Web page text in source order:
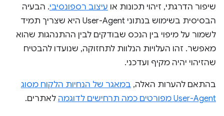
שיפור הדרגתי, זיהוי תכונות או עיצוב רספונסיבי. הבעיה
הבסיסית בשימוש בנתוני User-Agent היא שצריך תמיד
לשמור על מיפוי בין הנכס שבודקים לבין ההתנהגות שהוא
מאפשר. זהו העלויות הנלוות לתחזוקה, שנועדו להבטיח
שהזיהוי יהיה מקיף ועדכני.
בהתאם להערות האלה, במאגר של הנחיות הלקוח מסוג
User-Agent מפורטים כמה תרחישים לדוגמה
לאתרים.